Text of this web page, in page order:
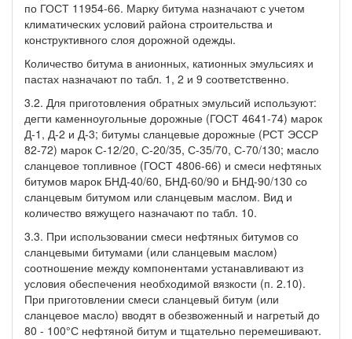
по ГОСТ 11954-66. Марку битума назначают с учетом
климатических условий района строительства и
конструктивного слоя дорожной одежды.
Количество битума в анионных, катионных эмульсиях и
пастах назначают по табл. 1, 2 и 9 соответственно.
3.2. Для приготовления обратных эмульсий используют:
дегти каменноугольные дорожные (ГОСТ 4641-74) марок
Д-1, Д-2 и Д-3; битумы сланцевые дорожные (РСТ ЭССР
82-72) марок С-12/20, С-20/35, С-35/70, С-70/130; масло
сланцевое топливное (ГОСТ 4806-66) и смеси нефтяных
битумов марок БНД-40/60, БНД-60/90 и БНД-90/130 со
сланцевым битумом или сланцевым маслом. Вид и
количество вяжущего назначают по табл. 10.
3.3. При использовании смеси нефтяных битумов со
сланцевыми битумами (или сланцевым маслом)
соотношение между компонентами устанавливают из
условия обеспечения необходимой вязкости (п. 2.10).
При приготовлении смеси сланцевый битум (или
сланцевое масло) вводят в обезвоженный и нагретый до
80 - 100°С нефтяной битум и тщательно перемешивают.